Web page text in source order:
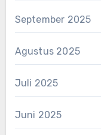
September 2025
Agustus 2025
Juli 2025
Juni 2025